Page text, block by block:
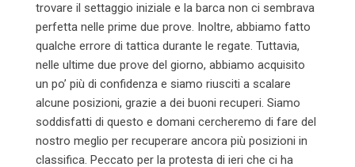
trovare il settaggio iniziale e la barca non ci sembrava
perfetta nelle prime due prove. Inoltre, abbiamo fatto
qualche errore di tattica durante le regate. Tuttavia,
nelle ultime due prove del giorno, abbiamo acquisito
un po’ più di confidenza e siamo riusciti a scalare
alcune posizioni, grazie a dei buoni recuperi. Siamo
soddisfatti di questo e domani cercheremo di fare del
nostro meglio per recuperare ancora più posizioni in
classifica. Peccato per la protesta di ieri che ci ha